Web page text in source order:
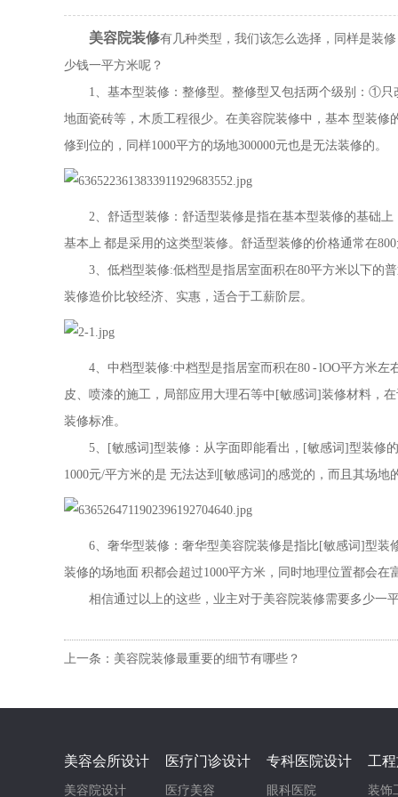
美容院装修有几种类型，我们该怎么选择，同样是装
少钱一平方米呢？
1、基本型装修：整修型。整修型又包括两个级别：①只
地面瓷砖等，木质工程很少。在美容院装修中，基本 型装修
修到位的，同样1000平方的场地300000元也是无法装修的。
2、舒适型装修：舒适型装修是指在基本型装修的基础上
基本上 都是采用的这类型装修。舒适型装修的价格通常在
3、低档型装修:低档型是指居室面积在80平方米以下的普
装修造价比较经济、实惠，适合于工薪阶层。
4、中档型装修:中档型是指居室而积在80 - lOO平方米左
皮、喷漆的施工，局部应用大理石等中[敏感词]装修材料，
装修标准。
5、[敏感词]型装修：从字面即能看出，[敏感词]型装修的
1000元/平方米的是 无法达到[敏感词]的感觉的，而且其场
6、奢华型装修：奢华型美容院装修是指比[敏感词]型装修
装修的场地面 积都会超过1000平方米，同时地理位置都会
相信通过以上的这些，业主对于美容院装修需要多少一平
上一条：美容院装修最重要的细节有哪些？
美容会所设计
美容院设计
医疗门诊设计
医疗美容
专科医院设计
眼科医院
工
装饰